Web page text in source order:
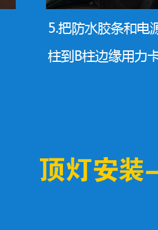
我们的故事就开始啦
177-6865-8888
137-7550-8287